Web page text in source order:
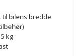
til bilens bredde
kg